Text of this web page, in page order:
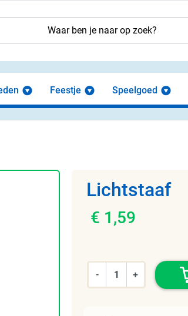
Feestje Speelgoed
Lichtstaaf
€ 1,59
- +